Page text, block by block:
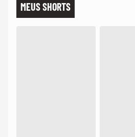
MEUS SHORTS